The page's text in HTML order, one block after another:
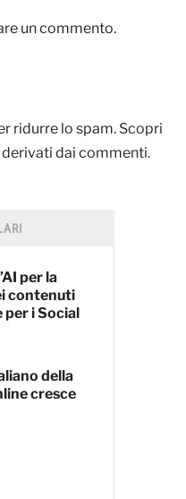
un commento.
ridurre lo spam. Scopri
dai commenti.
per la
contenuti
per i Social
della
cresce